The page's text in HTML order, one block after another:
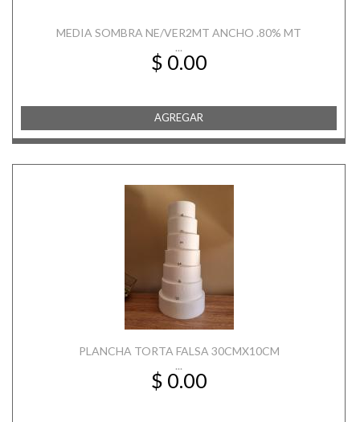
MEDIA SOMBRA NE/VER2MT ANCHO .80% MT
...
$ 0.00
AGREGAR
PLANCHA TORTA FALSA 30CMX10CM
...
$ 0.00